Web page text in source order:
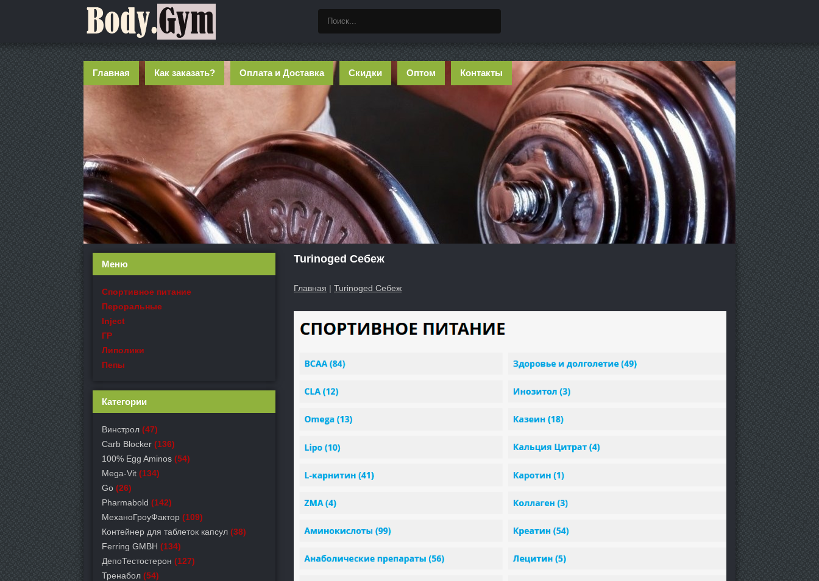
Главная Как заказать? Оплата и Доставка Скидки Оптом Контакты
Turinoged Себеж
Главная | Turinoged Себеж
Меню
Спортивное питание
Пероральные
Inject
ГР
Липолики
Пепы
Категории
Винстрол (47)
Carb Blocker (136)
100% Egg Aminos (54)
Mega-Vit (134)
Go (26)
Pharmabold (142)
МеханоГроуФактор (109)
Контейнер для таблеток капсул (38)
Ferring GMBH (134)
ДепоТестостерон (127)
Тренабол (54)